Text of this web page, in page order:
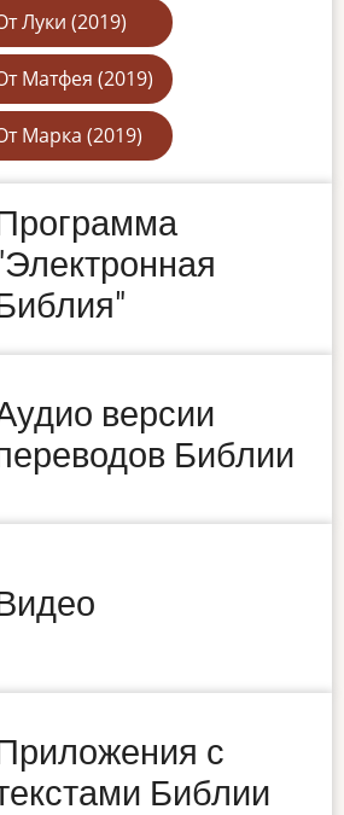
Луки (2019)
Матфея (2019)
Марка (2019)
версии
Библии
с
Библии